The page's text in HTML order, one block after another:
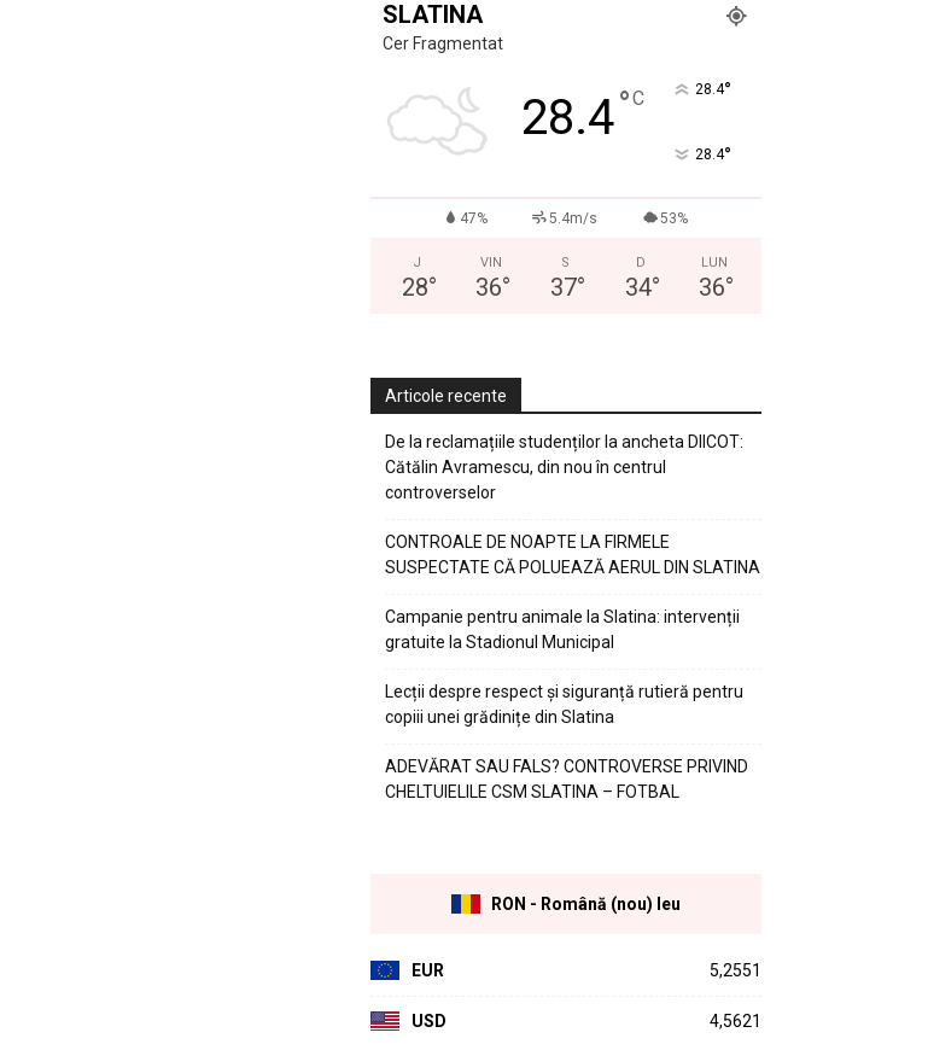
SLATINA
Cer Fragmentat
28.4°C 28.4°
28.4°
47% 5.4m/s 53%
J
28°
VIN
36°
S
37°
D
34°
LUN
36°
Articole recente
De la reclamațiile studenților la ancheta DIICOT:
Cătălin Avramescu, din nou în centrul
controverselor
CONTROALE DE NOAPTE LA FIRMELE
SUSPECTATE CĂ POLUEAZĂ AERUL DIN SLATINA
Campanie pentru animale la Slatina: intervenții
gratuite la Stadionul Municipal
Lecții despre respect și siguranță rutieră pentru
copiii unei grădinițe din Slatina
ADEVĂRAT SAU FALS? CONTROVERSE PRIVIND
CHELTUIELILE CSM SLATINA – FOTBAL
RON - Română (nou) leu
EUR 5,2551
USD 4,5621